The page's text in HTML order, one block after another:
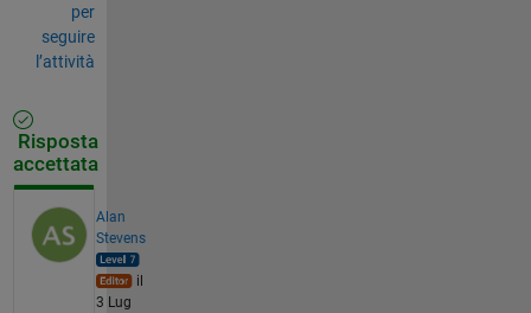
per
seguire
l’attività
Risposta
accettata
Alan
Stevens
il
3 Lug